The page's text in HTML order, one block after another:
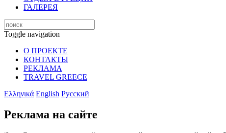
ГАЛЕРЕЯ
Toggle navigation
О ПРОЕКТЕ
КОНТАКТЫ
РЕКЛАМА
TRAVEL GREECE
Ελληνικά English Русский
Реклама на сайте